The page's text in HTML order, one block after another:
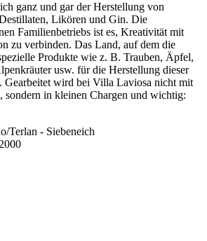
ganz und gar der Herstellung von
Likören und Gin. Die
Familienbetriebs ist es, Kreativität mit
zu verbinden. Das Land, auf dem die
Produkte wie z. B. Trauben, Äpfel,
usw. für die Herstellung dieser
Gearbeitet wird bei Villa Laviosa nicht mit
sondern in kleinen Chargen und wichtig:
Terlan - Siebeneich